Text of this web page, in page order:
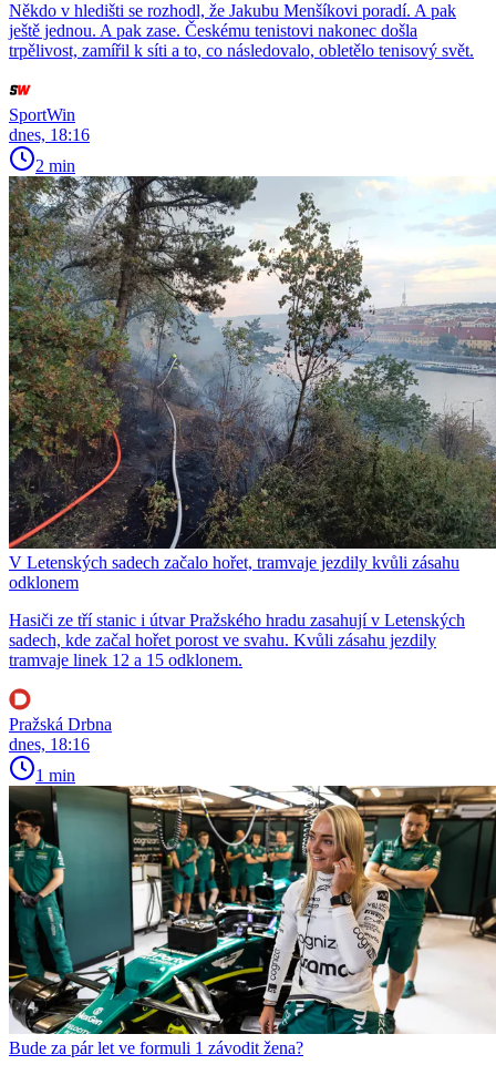
Někdo v hledišti se rozhodl, že Jakubu Menšíkovi poradí. A pak
ještě jednou. A pak zase. Českému tenistovi nakonec došla
trpělivost, zamířil k síti a to, co následovalo, obletělo tenisový svět.
SportWin
dnes, 18:16
2 min
V Letenských sadech začalo hořet, tramvaje jezdily kvůli zásahu
odklonem
Hasiči ze tří stanic i útvar Pražského hradu zasahují v Letenských
sadech, kde začal hořet porost ve svahu. Kvůli zásahu jezdily
tramvaje linek 12 a 15 odklonem.
Pražská Drbna
dnes, 18:16
1 min
Bude za pár let ve formuli 1 závodit žena?